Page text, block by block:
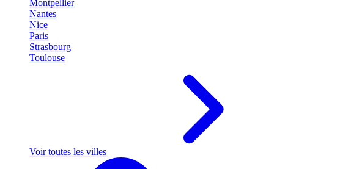
Montpellier
Nantes
Nice
Paris
Strasbourg
Toulouse
Voir toutes les villes